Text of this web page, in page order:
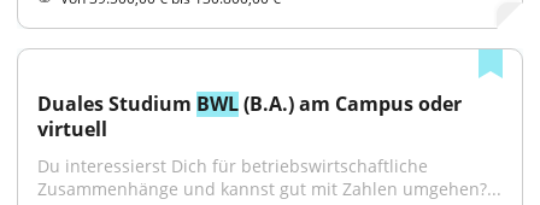
Duales Studium BWL (B.A.) am Campus oder
virtuell
Du interessierst Dich für betriebswirtschaftliche
Zusammenhänge und kannst gut mit Zahlen umgehen?...